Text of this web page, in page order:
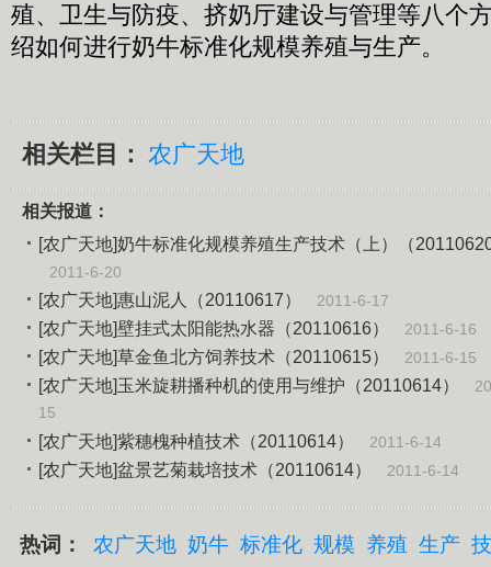
殖、卫生与防疫、挤奶厅建设与管理等八个
绍如何进行奶牛标准化规模养殖与生产。
相关栏目： 农广天地
相关报道：
[农广天地]奶牛标准化规模养殖生产技术（上）（
2011-6-20
[农广天地]惠山泥人（20110617） 2011-6-17
[农广天地]壁挂式太阳能热水器（20110616） 2011-6-16
[农广天地]草金鱼北方饲养技术（20110615） 2011-6-15
[农广天地]玉米旋耕播种机的使用与维护（20110614）
15
[农广天地]紫穗槐种植技术（20110614）
2011-6-14
[农广天地]盆景艺菊栽培技术（20110614） 2011-6-14
热词： 农广天地 奶牛 标准化 规模 养殖 生产